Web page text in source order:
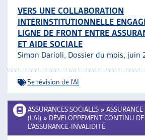
VERS UNE COLLABORATION
INTERINSTITUTIONNELLE
LIGNE DE FRONT ENTRE
ET AIDE SOCIALE
Simon Darioli, Dossier du mois, juin
5e révision de l'AI
ASSURANCES SOCIALES »
(LAI) » DÉVELOPPEMENT CONTINU DE
L’ASSURANCE-INVALIDITÉ